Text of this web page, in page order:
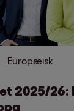
Europæisk
2025/26: